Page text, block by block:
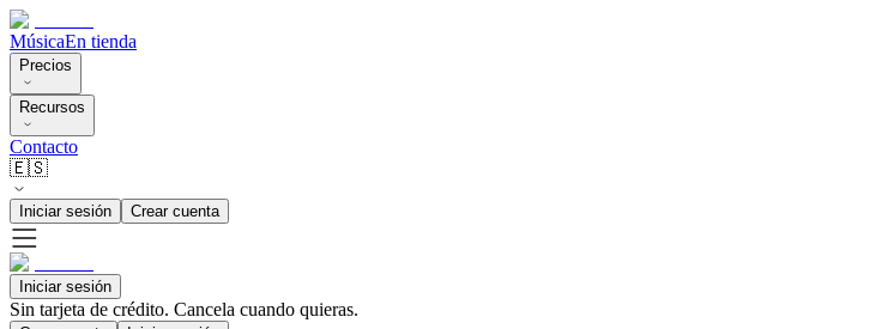
MúsicaEn tienda
Precios
Recursos
Contacto
🇪🇸
Iniciar sesión Crear cuenta
Iniciar sesión
Sin tarjeta de crédito. Cancela cuando quieras.